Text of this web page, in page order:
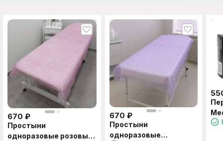
670 ₽
Простыни
одноразовые розовые
670 ₽
Простыни
одноразовые
XL